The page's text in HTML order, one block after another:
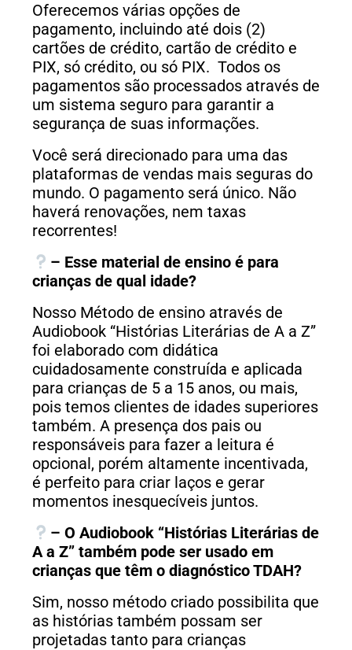
Oferecemos várias opções de
pagamento, incluindo até dois (2)
cartões de crédito, cartão de crédito e
PIX, só crédito, ou só PIX. Todos os
pagamentos são processados através de
um sistema seguro para garantir a
segurança de suas informações.
Você será direcionado para uma das
plataformas de vendas mais seguras do
mundo. O pagamento será único. Não
haverá renovações, nem taxas
recorrentes!
– Esse material de ensino é para
crianças de qual idade?
Nosso Método de ensino através de
Audiobook “Histórias Literárias de A a Z”
foi elaborado com didática
cuidadosamente construída e aplicada
para crianças de 5 a 15 anos, ou mais,
pois temos clientes de idades superiores
também. A presença dos pais ou
responsáveis para fazer a leitura é
opcional, porém altamente incentivada,
é perfeito para criar laços e gerar
momentos inesquecíveis juntos.
– O Audiobook “Histórias Literárias de
A a Z” também pode ser usado em
crianças que têm o diagnóstico TDAH?
Sim, nosso método criado possibilita que
as histórias também possam ser
projetadas tanto para crianças